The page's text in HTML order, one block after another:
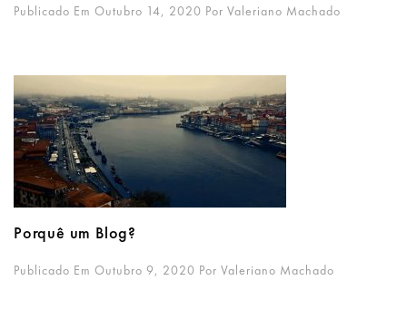
Publicado Em Outubro 14, 2020 Por Valeriano Machado
Porquê um Blog?
Publicado Em Outubro 9, 2020 Por Valeriano Machado